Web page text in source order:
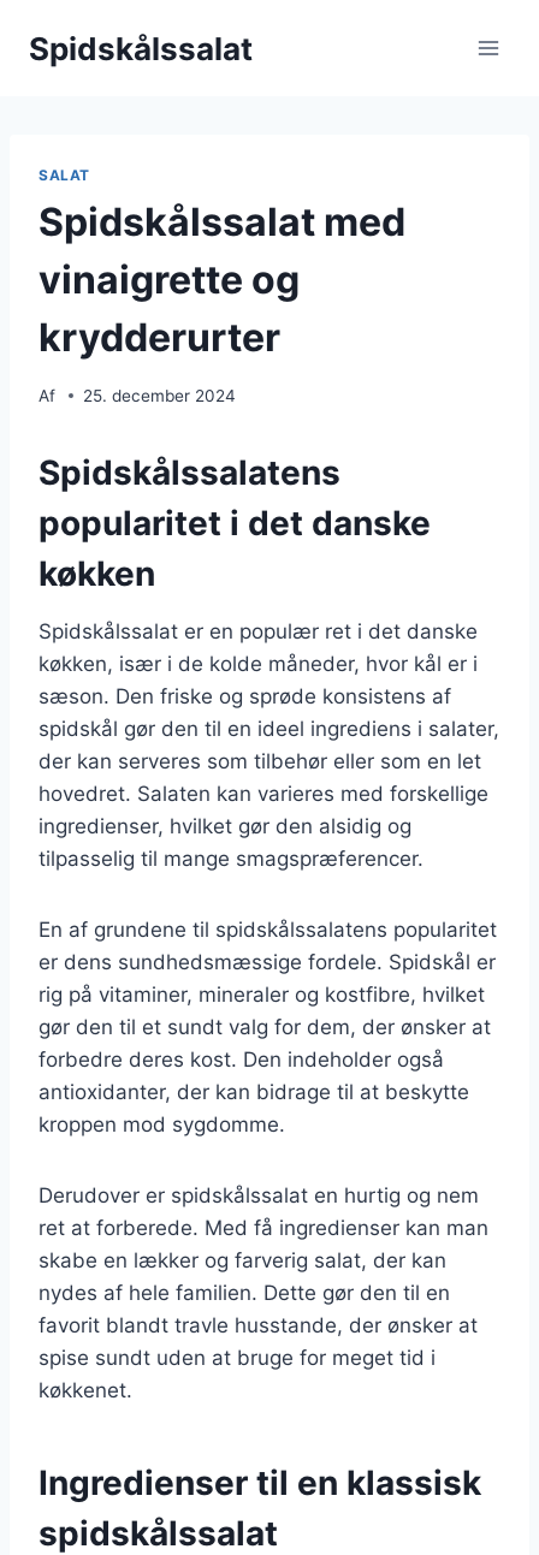
Spidskålssalat
SALAT
Spidskålssalat med
vinaigrette og
krydderurter
Af 25. december 2024
Spidskålssalatens
popularitet i det danske
køkken
Spidskålssalat er en populær ret i det danske
køkken, især i de kolde måneder, hvor kål er i
sæson. Den friske og sprøde konsistens af
spidskål gør den til en ideel ingrediens i salater,
der kan serveres som tilbehør eller som en let
hovedret. Salaten kan varieres med forskellige
ingredienser, hvilket gør den alsidig og
tilpasselig til mange smagspræferencer.
En af grundene til spidskålssalatens popularitet
er dens sundhedsmæssige fordele. Spidskål er
rig på vitaminer, mineraler og kostfibre, hvilket
gør den til et sundt valg for dem, der ønsker at
forbedre deres kost. Den indeholder også
antioxidanter, der kan bidrage til at beskytte
kroppen mod sygdomme.
Derudover er spidskålssalat en hurtig og nem
ret at forberede. Med få ingredienser kan man
skabe en lækker og farverig salat, der kan
nydes af hele familien. Dette gør den til en
favorit blandt travle husstande, der ønsker at
spise sundt uden at bruge for meget tid i
køkkenet.
Ingredienser til en klassisk
spidskålssalat